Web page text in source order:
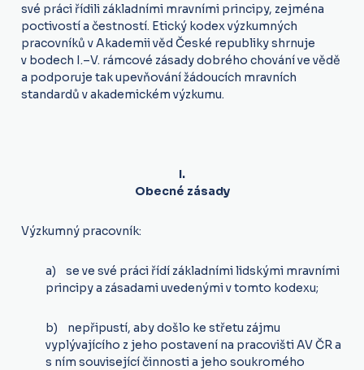
své práci řídili základními mravními principy, zejména
poctivostí a čestností. Etický kodex výzkumných
pracovníků v Akademii věd České republiky shrnuje
v bodech I.–V. rámcové zásady dobrého chování ve vědě
a podporuje tak upevňování žádoucích mravních
standardů v akademickém výzkumu.
I.
Obecné zásady
Výzkumný pracovník:
a) se ve své práci řídí základními lidskými mravními
principy a zásadami uvedenými v tomto kodexu;
b) nepřipustí, aby došlo ke střetu zájmu
vyplývajícího z jeho postavení na pracovišti AV ČR a
s ním související činnosti a jeho soukromého